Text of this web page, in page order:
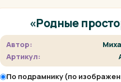
«Родные
Автор:
Артикул:
По подрамнику (по